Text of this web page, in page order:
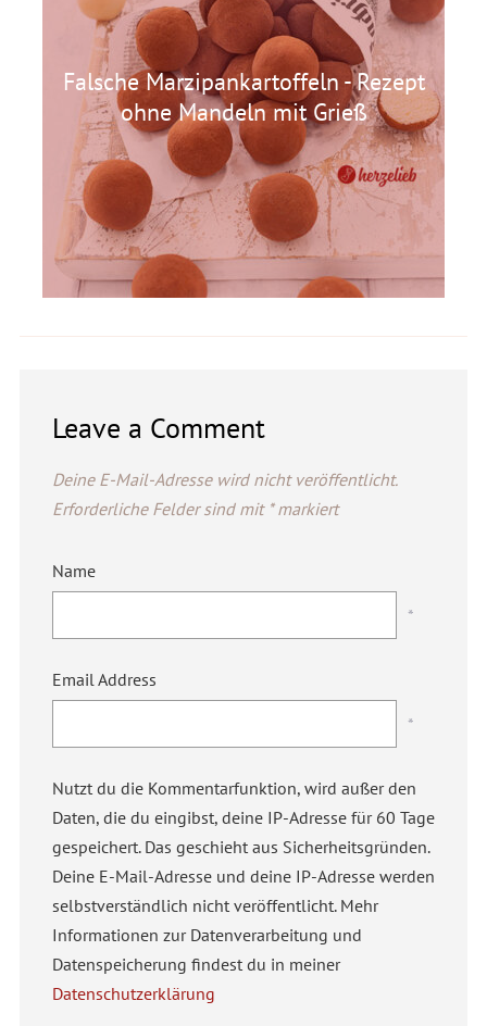
Falsche Marzipankartoffeln - Rezept
ohne Mandeln mit Grieß
Leave a Comment
Deine E-Mail-Adresse wird nicht veröffentlicht.
Erforderliche Felder sind mit *markiert
Name
*
Email Address
*
Nutzt du die Kommentarfunktion, wird außer den
Daten, die du eingibst, deine IP-Adresse für 60 Tage
gespeichert. Das geschieht aus Sicherheitsgründen.
Deine E-Mail-Adresse und deine IP-Adresse werden
selbstverständlich nicht veröffentlicht. Mehr
Informationen zur Datenverarbeitung und
Datenspeicherung findest du in meiner
Datenschutzerklärung